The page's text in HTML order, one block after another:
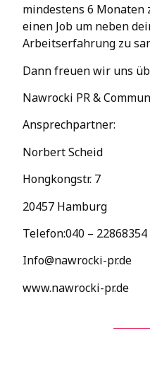
mindestens 6 Monaten
einen Job um neben
Arbeitserfahrung zu
Dann freuen wir uns
Nawrocki PR &
Ansprechpartner:
Norbert Scheid
Hongkongstr. 7
20457 Hamburg
Telefon:040 – 22868354
Info@nawrocki-pr.de
www.nawrocki-pr.de